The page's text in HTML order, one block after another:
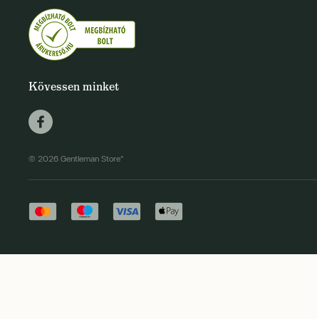
Kövessen minket
© 2026 Gentleman Store"